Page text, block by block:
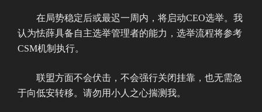
在局势稳定后或最迟一周内，将启动CEO选举。我
认为怯薛具备自主选举管理者的能力，选举流程将参考
CSM机制执行。
联盟方面不会伏击，不会强行关闭挂靠，也无需急
于向低安转移。请勿用小人之心揣测我。